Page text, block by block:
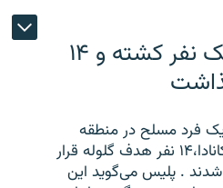
تیراندازی در تورنتو یک نفر کشته و ۱۴
فرد مسلح در منطقه
مرکزی تورنتو ،‌بزرگترین شهر کانادا،۱۴ نفر هدف گلوله قرار
شدند . پلیس می‌گوید این